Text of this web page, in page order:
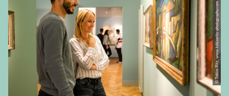
© Tobias Ritz, www.tobiasritz-photography.com